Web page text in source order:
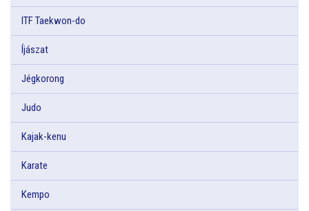
ITF Taekwon-do
Íjászat
Jégkorong
Judo
Kajak-kenu
Karate
Kempo